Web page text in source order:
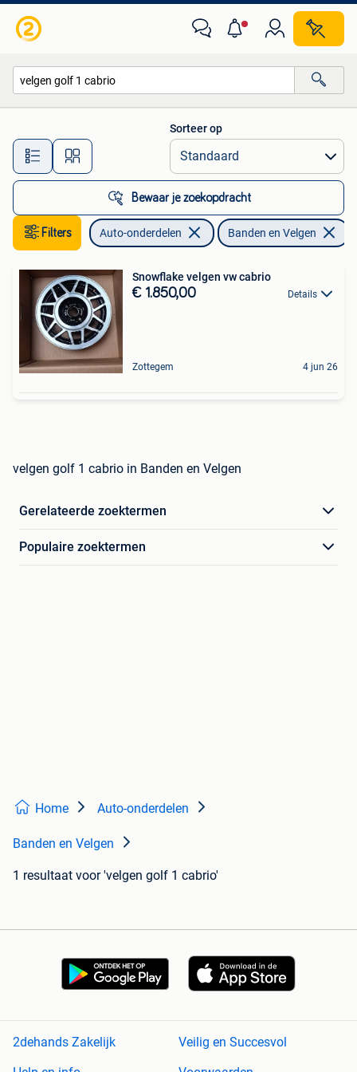
Alle afstanden…
Sorteer op
Bewaar je zoekopdracht
Filters Auto-onderdelen Banden en Velgen
Snowflake velgen vw cabrio
€ 1.850,00 Details
Zottegem 4 jun 26
velgen golf 1 cabrio in Banden en Velgen
Gerelateerde zoektermen
Populaire zoektermen
Home Auto-onderdelen
Banden en Velgen
1 resultaat voor 'velgen golf 1 cabrio'
2dehands Zakelijk
Veilig en Succesvol